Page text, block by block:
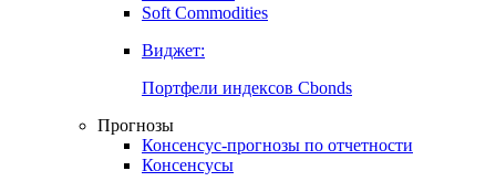
Soft Commodities
Виджет:
Портфели индексов Cbonds
Прогнозы
Консенсус-прогнозы по отчетности
Консенсусы